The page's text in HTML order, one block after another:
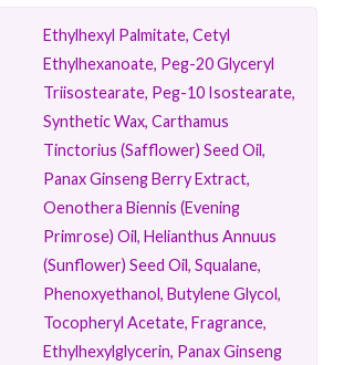
Ethylhexyl Palmitate, Cetyl
Ethylhexanoate, Peg-20 Glyceryl
Triisostearate, Peg-10 Isostearate,
Synthetic Wax, Carthamus
Tinctorius (Safflower) Seed Oil,
Panax Ginseng Berry Extract,
Oenothera Biennis (Evening
Primrose) Oil, Helianthus Annuus
(Sunflower) Seed Oil, Squalane,
Phenoxyethanol, Butylene Glycol,
Tocopheryl Acetate, Fragrance,
Ethylhexylglycerin, Panax Ginseng